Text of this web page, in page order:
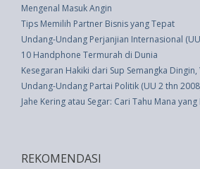
Mengenal Masuk Angin
Tips Memilih Partner Bisnis yang Tepat
Undang-Undang Perjanjian Internasional (UU
10 Handphone Termurah di Dunia
Kesegaran Hakiki dari Sup Semangka Dingin,
Undang-Undang Partai Politik (UU 2 thn 2008)
Jahe Kering atau Segar: Cari Tahu Mana yang
REKOMENDASI